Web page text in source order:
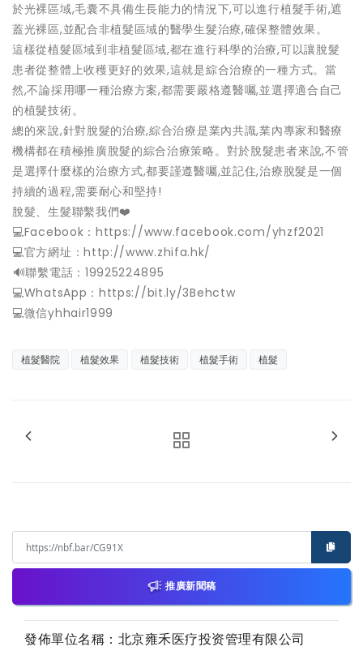
於光裸區域,毛囊不具備生長能力的情況下,可以進行植髮手術,遮
蓋光裸區,並配合非植髮區域的醫學生髮治療,確保整體效果。
這樣從植髮區域到非植髮區域,都在進行科學的治療,可以讓脫髮
患者從整體上收穫更好的效果,這就是綜合治療的一種方式。當
然,不論採用哪一種治療方案,都需要嚴格遵醫囑,並選擇適合自己
的植髮技術。
總的來說,針對脫髮的治療,綜合治療是業內共識,業內專家和醫療
機構都在積極推廣脫髮的綜合治療策略。對於脫髮患者來說,不管
是選擇什麼樣的治療方式,都要謹遵醫囑,並記住,治療脫髮是一個
持續的過程,需要耐心和堅持!
脫髮、生髮聯繫我們❤️
💻Facebook：https://www.facebook.com/yhzf2021
💻官方網址：http://www.zhifa.hk/
️🔊聯繫電話：19925224895
💻WhatsApp：https://bit.ly/3Behctw
💻微信yhhair1999
植髮醫院 植髮效果 植髮技術 植髮手術 植髮
推廣新聞稿
發佈單位名稱：北京雍禾医疗投资管理有限公司